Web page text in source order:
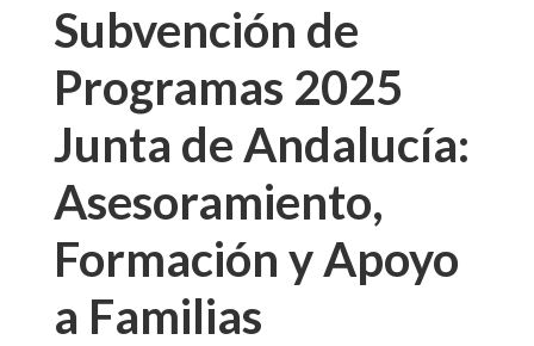
Subvención de
Programas 2025
Junta de Andalucía:
Asesoramiento,
Formación y Apoyo
a Familias